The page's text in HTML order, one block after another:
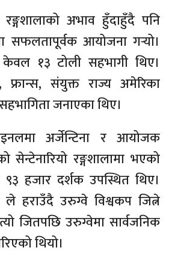
अभाव हुँदाहुँदै पनि
सफलतापूर्वक आयोजना गर्‍यो।
केवल १३ टोली सहभागी थिए।
फ्रान्स, संयुक्त राज्य अमेरिका
जनाएका थिए।
अर्जेन्टिना र आयोजक
रङ्गशालामा भएको
हजार दर्शक उपस्थित थिए।
ले हराउँदै उरुग्वे विश्वकप जित्ने
त्यो जितपछि उरुग्वेमा सार्वजनिक
थियो।